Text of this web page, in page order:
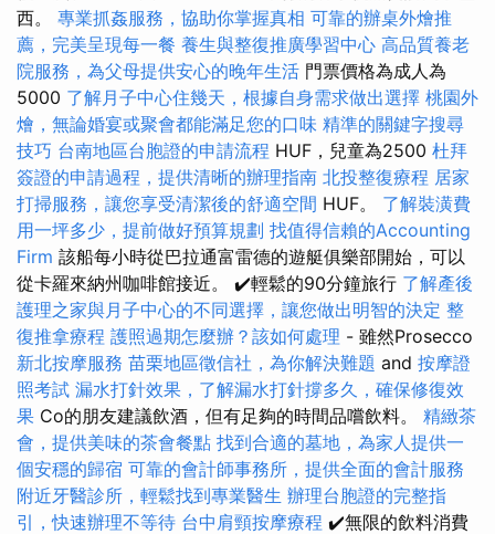
西。 專業抓姦服務，協助你掌握真相 可靠的辦桌外燴推
薦，完美呈現每一餐 養生與整復推廣學習中心 高品質養老
院服務，為父母提供安心的晚年生活 門票價格為成人為
5000 了解月子中心住幾天，根據自身需求做出選擇 桃園外
燴，無論婚宴或聚會都能滿足您的口味 精準的關鍵字搜尋
技巧 台南地區台胞證的申請流程 HUF，兒童為2500 杜拜
簽證的申請過程，提供清晰的辦理指南 北投整復療程 居家
打掃服務，讓您享受清潔後的舒適空間 HUF。 了解裝潢費
用一坪多少，提前做好預算規劃 找值得信賴的Accounting
Firm 該船每小時從巴拉通富雷德的遊艇俱樂部開始，可以
從卡羅來納州咖啡館接近。 ✔️輕鬆的90分鐘旅行 了解產後
護理之家與月子中心的不同選擇，讓您做出明智的決定 整
復推拿療程 護照過期怎麼辦？該如何處理 - 雖然Prosecco
新北按摩服務 苗栗地區徵信社，為你解決難題 and 按摩證
照考試 漏水打針效果，了解漏水打針撐多久，確保修復效
果 Co的朋友建議飲酒，但有足夠的時間品嚐飲料。 精緻茶
會，提供美味的茶會餐點 找到合適的墓地，為家人提供一
個安穩的歸宿 可靠的會計師事務所，提供全面的會計服務
附近牙醫診所，輕鬆找到專業醫生 辦理台胞證的完整指
引，快速辦理不等待 台中肩頸按摩療程 ✔️無限的飲料消費